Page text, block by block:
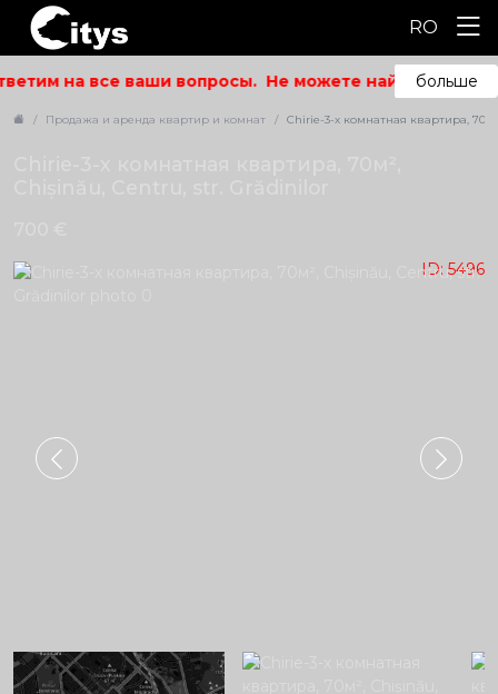
RO
на все ваши вопросы. Не можете найти то, что
больше
Продажа и аренда квартир и комнат Chirie-3-х комнатная квартира,
ID: 5496